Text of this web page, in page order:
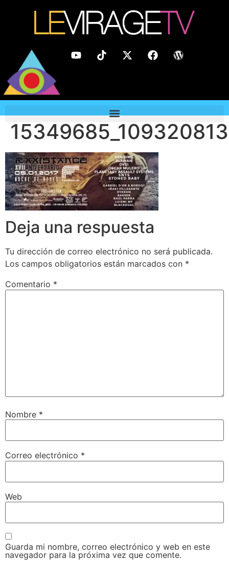
Deja una respuesta
Tu dirección de correo electrónico no será publicada.
Los campos obligatorios están marcados con *
Comentario *
Nombre *
Correo electrónico *
Web
Guarda mi nombre, correo electrónico y web en este
navegador para la próxima vez que comente.